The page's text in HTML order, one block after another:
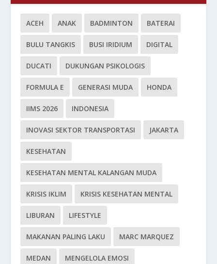
ACEH ANAK BADMINTON BATERAI
BULU TANGKIS BUSI IRIDIUM DIGITAL
DUCATI DUKUNGAN PSIKOLOGIS
FORMULA E GENERASI MUDA HONDA
IIMS 2026 INDONESIA
INOVASI SEKTOR TRANSPORTASI JAKARTA
KESEHATAN
KESEHATAN MENTAL KALANGAN MUDA
KRISIS IKLIM KRISIS KESEHATAN MENTAL
LIBURAN LIFESTYLE
MAKANAN PALING LAKU MARC MARQUEZ
MEDAN MENGELOLA EMOSI